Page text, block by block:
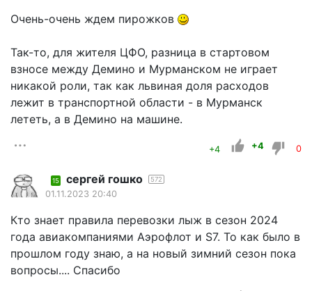
Очень-очень ждем пирожков
Так-то, для жителя ЦФО, разница в стартовом
взносе между Демино и Мурманском не играет
никакой роли, так как львиная доля расходов
лежит в транспортной области - в Мурманск
лететь, а в Демино на машине.
+4 +4 0
15 сергей гошко 572
01.11.2023 20:40
Кто знает правила перевозки лыж в сезон 2024
года авиакомпаниями Аэрофлот и S7. То как было в
прошлом году знаю, а на новый зимний сезон пока
вопросы.... Спасибо